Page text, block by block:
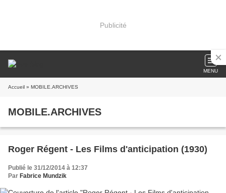
Publicité
MENU
Accueil » MOBILE.ARCHIVES
MOBILE.ARCHIVES
Roger Régent - Les Films d'anticipation (1930)
Publié le 31/12/2014 à 12:37
Par Fabrice Mundzik